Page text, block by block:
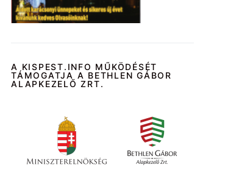
A KISPEST.INFO MŰKÖDÉSÉT
TÁMOGATJA A BETHLEN GÁBOR
ALAPKEZELŐ ZRT.